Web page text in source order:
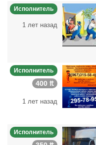
Исполнитель
1 лет назад
Исполнитель
400 ₶
1 лет назад
Исполнитель